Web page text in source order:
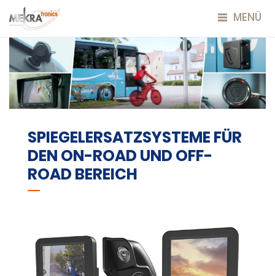
MENÜ
SPIEGELERSATZSYSTEME FÜR
DEN ON-ROAD UND OFF-
ROAD BEREICH